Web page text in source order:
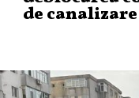
de canalizare